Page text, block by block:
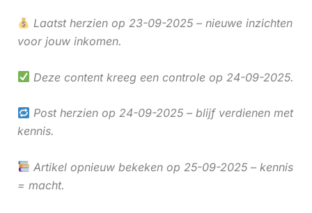
Laatst herzien op 23-09-2025 – nieuwe inzichten
voor jouw inkomen.
Deze content kreeg een controle op 24-09-2025.
Post herzien op 24-09-2025 – blijf verdienen met
kennis.
Artikel opnieuw bekeken op 25-09-2025 – kennis
= macht.